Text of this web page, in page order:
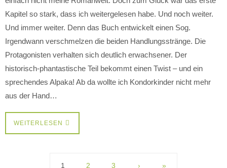
Kapitel so stark, dass ich weitergelesen habe. Und noch weiter.
Und immer weiter. Denn das Buch entwickelt einen Sog.
Irgendwann verschmelzen die beiden Handlungsstränge. Die
Protagonisten verhalten sich deutlich erwachsener. Der
historisch-phantastische Teil bekommt einen Twist – und ein
sprechendes Alpaka! Ab da wollte ich Kondorkinder nicht mehr
aus der Hand…
WEITERLESEN
1 2 3 › »